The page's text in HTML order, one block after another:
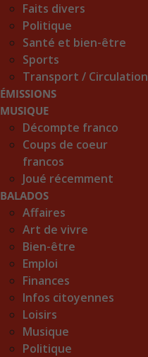
Faits divers
Politique
Santé et bien-être
Sports
Transport / Circulation
ÉMISSIONS
MUSIQUE
Décompte franco
Coups de coeur
francos
Joué récemment
BALADOS
Affaires
Art de vivre
Bien-être
Emploi
Finances
Infos citoyennes
Loisirs
Musique
Politique